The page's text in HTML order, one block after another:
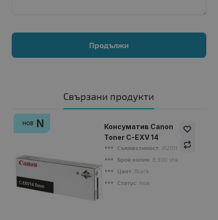
Продължи
Свързани продукти
НОВ N
Консуматив Canon
Toner C-EXV 14
Съвместимост: iR2016/2018/2020/
Брой копия: 8,300 sheets (6%)
Цвят: Black
Статус: Нов